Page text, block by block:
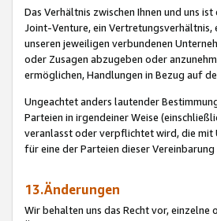
Das Verhältnis zwischen Ihnen und uns
Joint-Venture, ein Vertretungsverhältnis,
unseren jeweiligen verbundenen
oder Zusagen abzugeben oder
ermöglichen, Handlungen in Bezug auf
Ungeachtet anders lautender
Parteien in irgendeiner Weise
veranlasst oder verpflichtet wird, die mit
für eine der Parteien dieser
13.Änderungen
Wir behalten uns das Recht vor,